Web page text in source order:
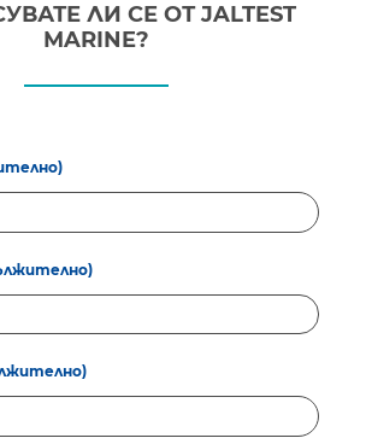
ЛИ СЕ ОТ JALTEST
MARINE?